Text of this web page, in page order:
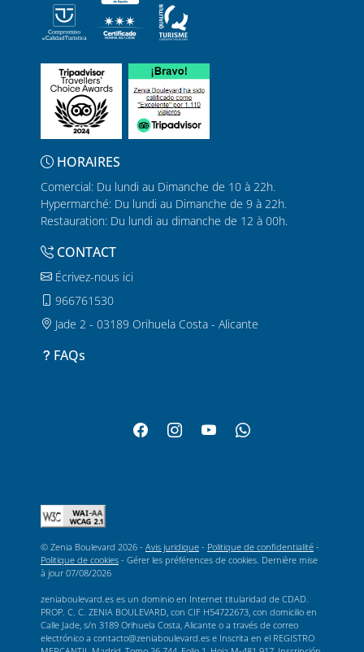
HORAIRES
Comercial: Du lundi au Dimanche de 10 à 22h.
Hypermarché: Du lundi au Dimanche de 9 à 22h.
Restauration: Du lundi au dimanche de 12 à 00h.
CONTACT
Écrivez-nous ici
966761530
Jade 2 - 03189 Orihuela Costa - Alicante
FAQs
© Zenia Boulevard 2026 - Avis juridique - Politique de confidentialité -
Politique de cookies - Gérer les préférences de cookies . Dernière mise
à jour 07/08/2026
zeniaboulevard.es es un dominio en Internet titularidad de CDAD.
PROP. C. C. ZENIA BOULEVARD, con CIF H54722673, con domicilio en
Calle Jade, s/n 3189 Orihuela Costa, Alicante o a través de correo
electrónico a contacto@zeniaboulevard.es e Inscrita en el REGISTRO